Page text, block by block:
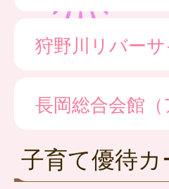
狩野川リバー
長岡総合会館
子育て優待カ